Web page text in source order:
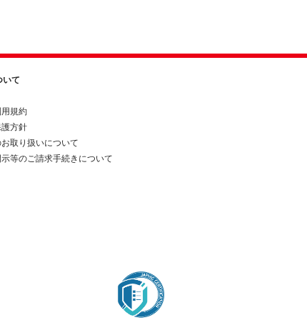
て
規約
方針
取り扱いについて
等のご請求手続きについて